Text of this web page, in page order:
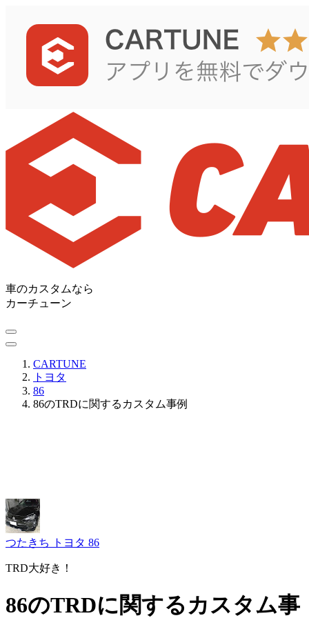
車のカスタムなら
カーチューン
CARTUNE
トヨタ
86
86のTRDに関するカスタム事例
つたきち トヨタ 86
TRD大好き！
86のTRDに関するカスタム事